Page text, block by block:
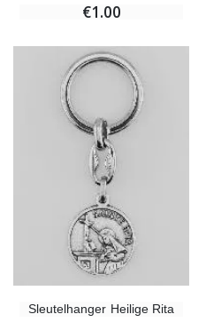
€1.00
Sleutelhanger Heilige Rita